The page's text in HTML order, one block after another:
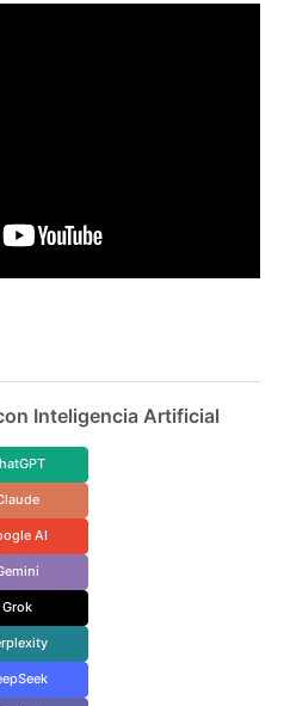
Inteligencia Artificial
AI
Grok